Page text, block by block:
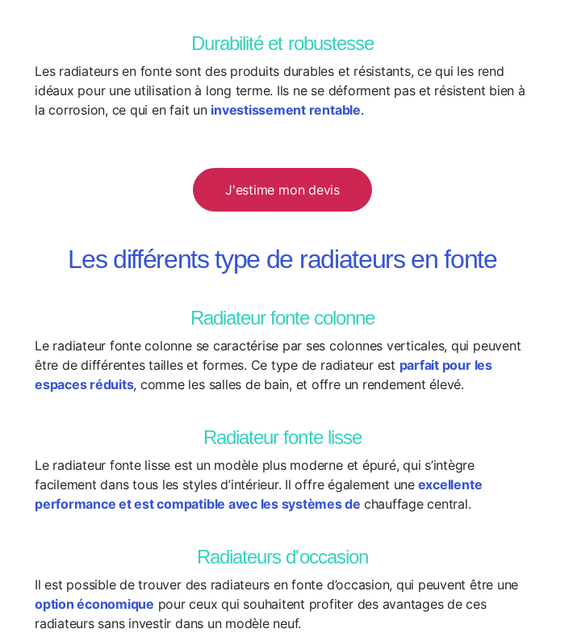
Durabilité et robustesse
Les radiateurs en fonte sont des produits durables et résistants, ce qui les rend
idéaux pour une utilisation à long terme. Ils ne se déforment pas et résistent bien à
la corrosion, ce qui en fait un investissement rentable.
J'estime mon devis
Les différents type de radiateurs en fonte
Radiateur fonte colonne
Le radiateur fonte colonne se caractérise par ses colonnes verticales, qui peuvent
être de différentes tailles et formes. Ce type de radiateur est parfait pour les
espaces réduits, comme les salles de bain, et offre un rendement élevé.
Radiateur fonte lisse
Le radiateur fonte lisse est un modèle plus moderne et épuré, qui s’intègre
facilement dans tous les styles d’intérieur. Il offre également uneexcellente
performance et est compatible avec les systèmes de chauffage central.
Radiateurs d'occasion
Il est possible de trouver des radiateurs en fonte d’occasion, qui peuvent être une
option économique pour ceux qui souhaitent profiter des avantages de ces
radiateurs sans investir dans un modèle neuf.